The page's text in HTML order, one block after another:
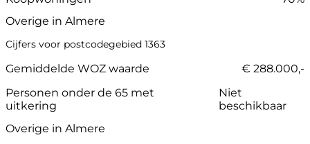
Overige in Almere
Cijfers voor postcodegebied 1363
Gemiddelde WOZ waarde
€ 288.000,-
Personen onder de 65 met
uitkering
Niet
beschikbaar
Overige in Almere